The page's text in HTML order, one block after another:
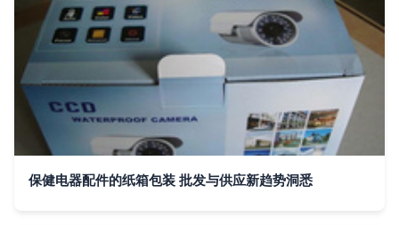
保健电器配件的纸箱包装 批发与供应新趋势洞悉